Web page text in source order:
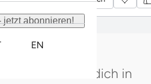
jetzt abonnieren!
EN
und innere Balance
Stone entführt dich in